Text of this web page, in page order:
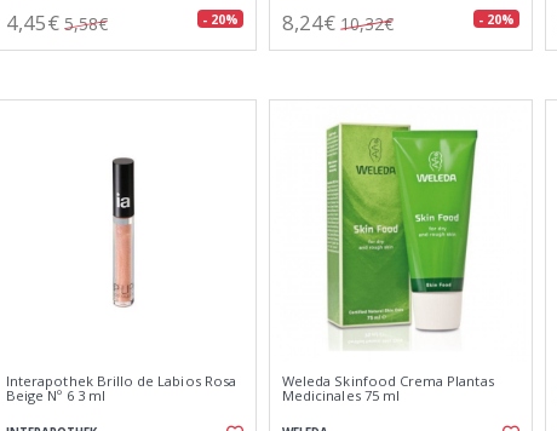
4,45€ 5,58€ - 20% 8,24€ 10,32€ - 20%
Interapothek Brillo de Labios Rosa
Beige Nº 6 3 ml
Weleda Skinfood Crema Plantas
Medicinales 75 ml